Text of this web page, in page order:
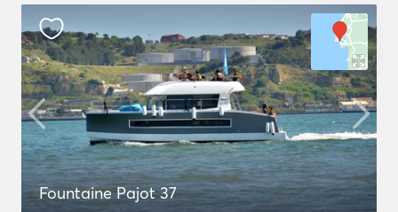
Fountaine Pajot 37